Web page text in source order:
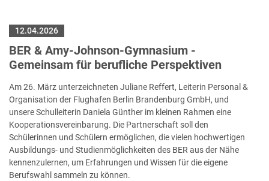
12.04.2026
BER & Amy-Johnson-Gymnasium -
Gemeinsam für berufliche Perspektiven
Am 26. März unterzeichneten Juliane Reffert, Leiterin Personal &
Organisation der Flughafen Berlin Brandenburg GmbH, und
unsere Schulleiterin Daniela Günther im kleinen Rahmen eine
Kooperationsvereinbarung. Die Partnerschaft soll den
Schülerinnen und Schülern ermöglichen, die vielen hochwertigen
Ausbildungs- und Studienmöglichkeiten des BER aus der Nähe
kennenzulernen, um Erfahrungen und Wissen für die eigene
Berufswahl sammeln zu können.